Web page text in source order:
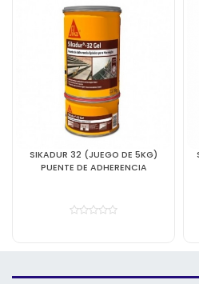
SIKAFLEX 11 FC PLUS GRIS X 300
ML. (SELL.DE JUNTA)